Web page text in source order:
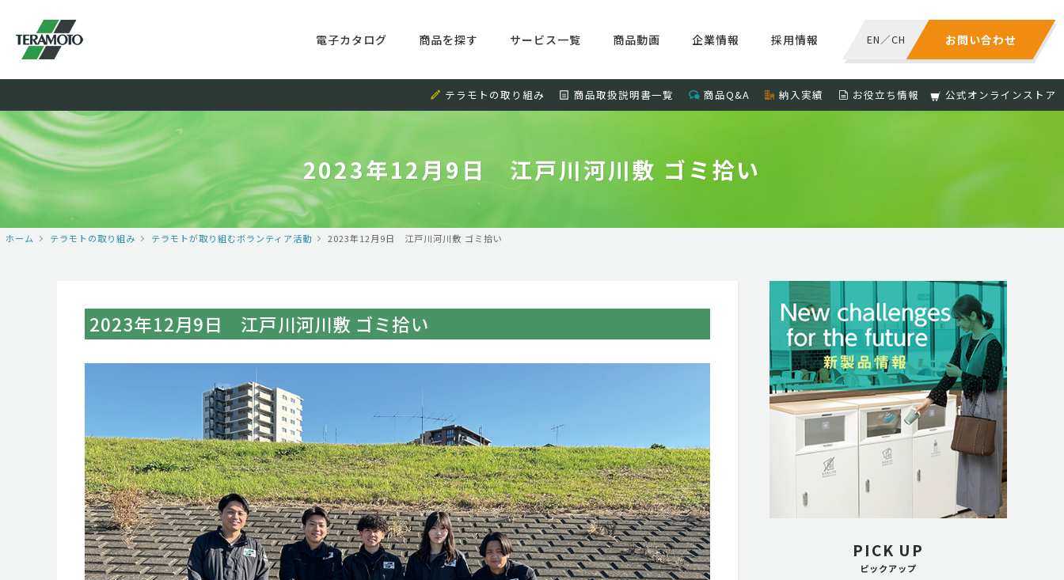
お問い合わせ
EN／CH
電子カタログ 商品を探す サービス一覧 商品動画 企業情報 採用情報
テラモトの取り組み 商品取扱説明書一覧 商品Q&A 納入実績 お役立ち情報 公式オンラインストア
2023年12月9日 江戸川河川敷 ゴミ拾い
ホーム テラモトの取り組み テラモトが取り組むボランティア活動 2023年12月9日 江戸川河川敷 ゴミ拾い
2023年12月9日 江戸川河川敷 ゴミ拾い
PICK UP
ピックアップ